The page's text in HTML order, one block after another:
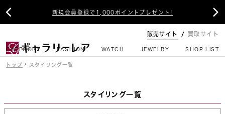
新規会員登録で1,000ポイントプレゼント!
 
販売サイト 買取サイト
CATEGORY FASHION WATCH JEWELRY SHOP LIST
トップ スタイリング一覧
スタイリング一覧